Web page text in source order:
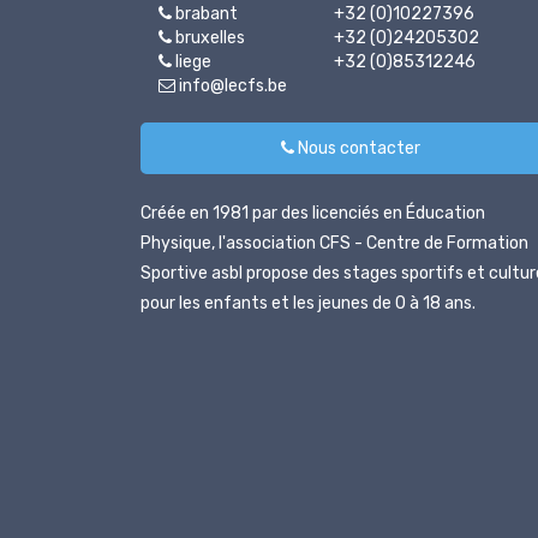
brabant
+32 (0)10227396
bruxelles
+32 (0)24205302
liege
+32 (0)85312246
info@lecfs.be
Nous contacter
Créée en 1981 par des licenciés en Éducation
Physique, l'association CFS - Centre de Formation
Sportive asbl propose des stages sportifs et
pour les enfants et les jeunes de 0 à 18 ans.